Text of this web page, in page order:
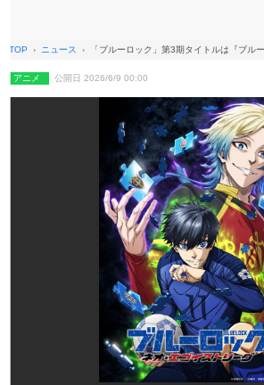
TOP ニュース 「ブルーロック」第3期タイトルは『ブ
アニメ 公開日 2026/6/9 00:00